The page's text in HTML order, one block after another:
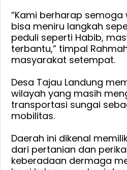
‎“Kami berharap semoga
bisa meniru langkah
peduli seperti Habib,
terbantu,” timpal
masyarakat setempat.
‎Desa Tajau Landung
wilayah yang masih
transportasi sungai
mobilitas.
‎Daerah ini dikenal
dari pertanian dan
keberadaan dermaga